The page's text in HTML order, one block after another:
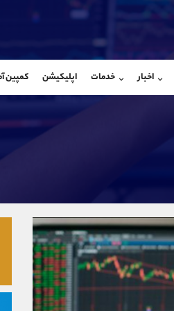
اخبار خدمات اپلیکیشن کمپین